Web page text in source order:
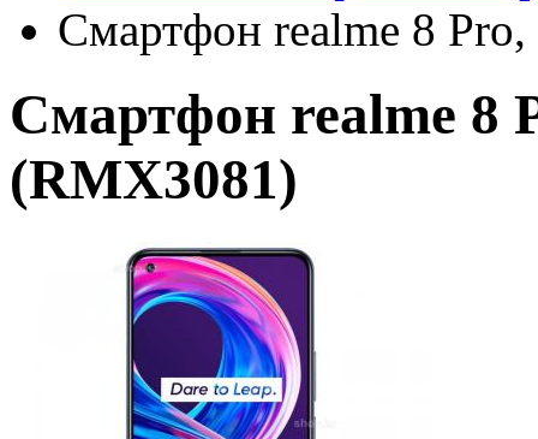
Смартфон realme 8
Смартфон realme 8
(RMX3081)